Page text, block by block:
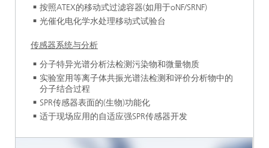
按照ATEX的移动式过滤容器(如用于oNF/SRNF)
光催化电化学水处理移动式试验台
传感器系统与分析
分子特异光谱分析法检测污染物和微量物质
实验室用等离子体共振光谱法检测和评价分析物中的
分子结合过程
SPR传感器表面的(生物)功能化
适于现场应用的自适应强SPR传感器开发